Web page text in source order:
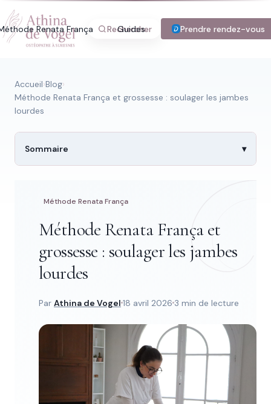
Renata França Guides Blog Tarifs
Rechercher Prendre rendez-vous
Recherche rapide
Trouver une page
Accueil›Blog›
Méthode Renata França et grossesse : soulager les jambes
lourdes
Sommaire
Méthode Renata França
Méthode Renata França et
grossesse : soulager les jambes
lourdes
Par Athina de Vogel 18 avril 2026 3 min de lecture